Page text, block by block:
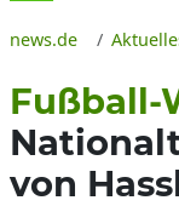
news.de
Fußball-
von